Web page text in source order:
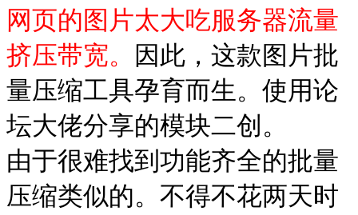
网页的图片太大吃服务器流量
挤压带宽。 因此，这款图片批
量压缩工具孕育而生。使用论
坛大佬分享的模块二创。
由于很难找到功能齐全的批量
压缩类似的。不得不花两天时